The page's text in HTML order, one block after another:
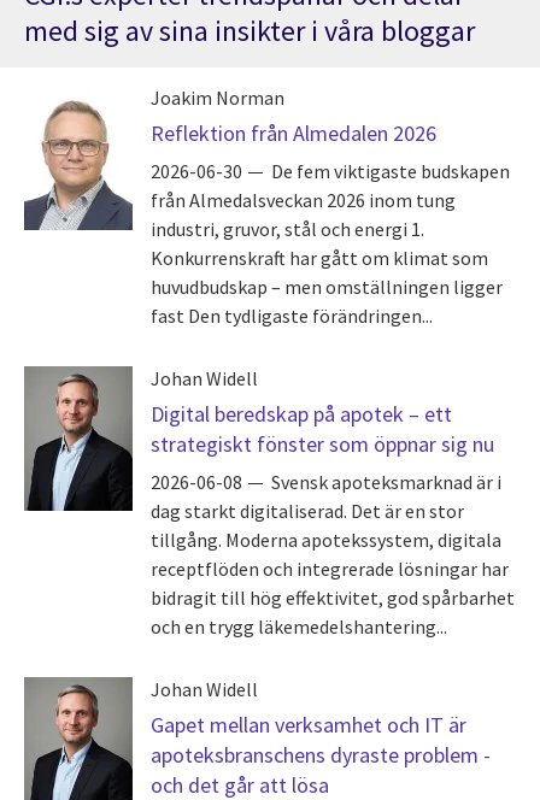
med sig av sina insikter i våra bloggar
Joakim Norman
Reflektion från Almedalen 2026
2026-06-30
De fem viktigaste budskapen
från Almedalsveckan 2026 inom tung
industri, gruvor, stål och energi 1.
Konkurrenskraft har gått om klimat som
huvudbudskap – men omställningen ligger
fast Den tydligaste förändringen...
Johan Widell
Digital beredskap på apotek – ett
strategiskt fönster som öppnar sig nu
2026-06-08
Svensk apoteksmarknad är i
dag starkt digitaliserad. Det är en stor
tillgång. Moderna apotekssystem, digitala
receptflöden och integrerade lösningar har
bidragit till hög effektivitet, god spårbarhet
och en trygg läkemedelshantering...
Johan Widell
Gapet mellan verksamhet och IT är
apoteksbranschens dyraste problem -
och det går att lösa